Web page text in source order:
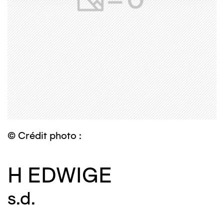
© Crédit photo :
H EDWIGE
s.d.